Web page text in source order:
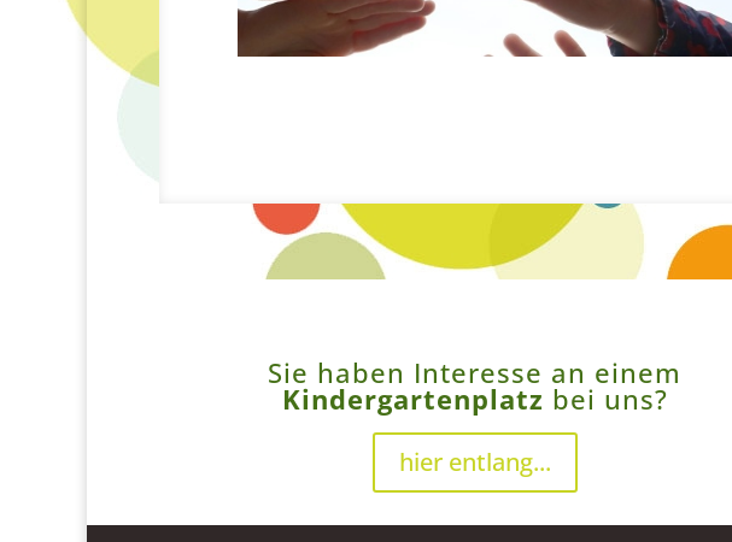
Sie haben Interesse an einem
Kindergartenplatz bei uns?
hier entlang...